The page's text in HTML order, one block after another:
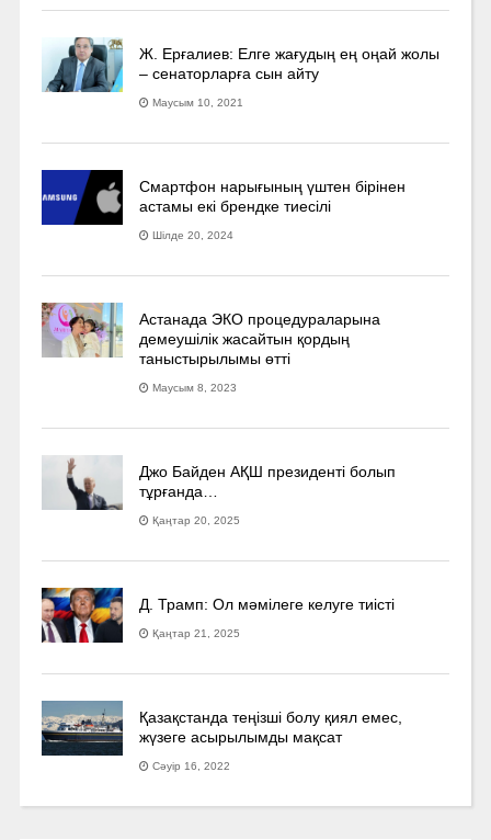
Ж. Ерғалиев: Елге жағудың ең оңай жолы
– сенаторларға сын айту
Маусым 10, 2021
Смартфон нарығының үштен бірінен
астамы екі брендке тиесілі
Шілде 20, 2024
Астанада ЭКО процедураларына
демеушілік жасайтын қордың
таныстырылымы өтті
Маусым 8, 2023
Джо Байден АҚШ президенті болып
тұрғанда…
Қаңтар 20, 2025
Д. Трамп: Ол мәмілеге келуге тиісті
Қаңтар 21, 2025
Қазақстанда теңізші болу қиял емес,
жүзеге асырылымды мақсат
Сәуір 16, 2022